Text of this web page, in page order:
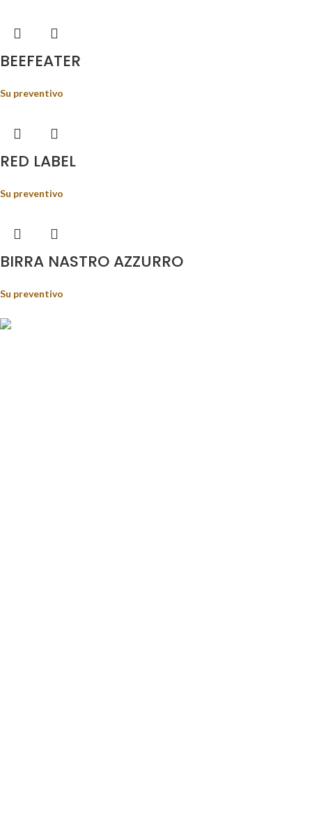
BEEFEATER
Su preventivo
RED LABEL
Su preventivo
BIRRA NASTRO AZZURRO
Su preventivo